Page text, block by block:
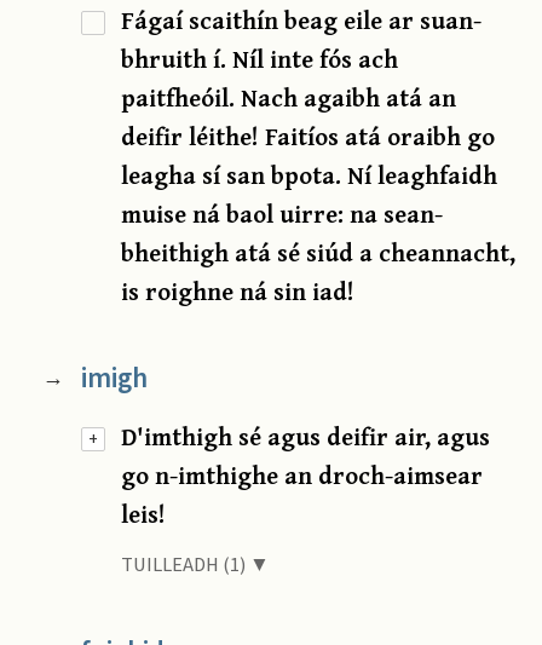
Fágaí scaithín beag eile ar suan-
bhruith í. Níl inte fós ach
paitfheóil. Nach agaibh atá an
deifir léithe! Faitíos atá oraibh go
leagha sí san bpota. Ní leaghfaidh
muise ná baol uirre: na sean-
bheithigh atá sé siúd a cheannacht,
is roighne ná sin iad!
+
→ imigh
D'imthigh sé agus deifir air, agus
go n-imthighe an droch-aimsear
leis!
TUILLEADH (1) ▼